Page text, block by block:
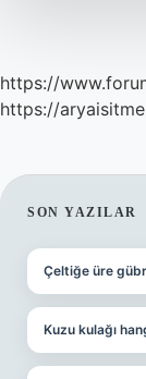
https://
https://
SON YAZILAR
Çeltiğe üre
Kuzu kulağı